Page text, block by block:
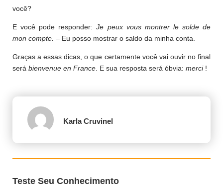
você?
E você pode responder:Je peux vous montrer le solde de
mon compte. – Eu posso mostrar o saldo da minha conta.
Graças a essas dicas, o que certamente você vai ouvir no final
será bienvenue en France. E sua resposta será óbvia: merci!
Karla Cruvinel
Teste Seu Conhecimento